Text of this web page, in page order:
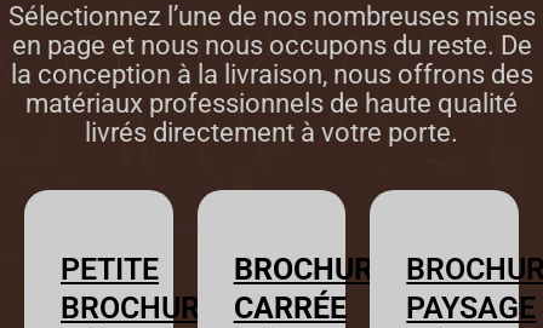
Sélectionnez l’une de nos nombreuses mises
en page et nous nous occupons du reste. De
la conception à la livraison, nous offrons des
matériaux professionnels de haute qualité
livrés directement à votre porte.
PETITE
BROCHURE
BROCHURE
CARRÉE
PAYSAGE